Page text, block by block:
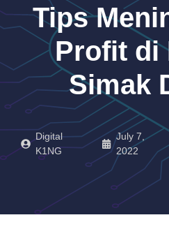
Tips
Profit di
Simak
Digital
K1NG
July 7,
2022